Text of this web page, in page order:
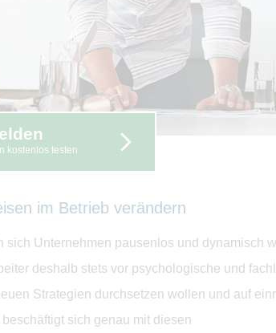
kostenlos testen
im Betrieb verändern
Unternehmen pausenlos und dynamisch
deshalb stets vor psychologische und
Strategien durchsetzen wollen und auf
sich genau mit diesen